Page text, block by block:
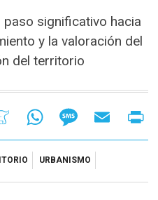
paso significativo hacia
y la valoración del
del territorio
MeneameWhatsAppMessageEmail
URBANISMO